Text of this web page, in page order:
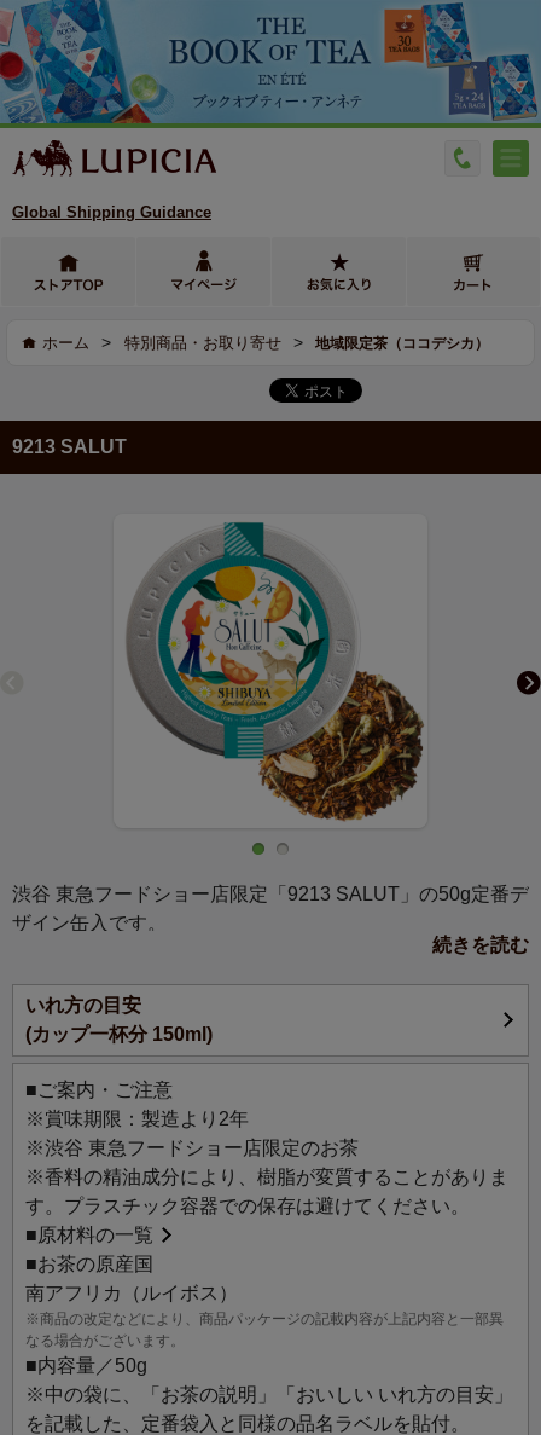
Global Shipping Guidance
ホーム > 特別商品・お取り寄せ > 地域限定茶（ココデシカ）
9213 SALUT
渋谷 東急フードショー店限定「9213 SALUT」の50g定番デ
ザイン缶入です。
すっきりと爽やかな柑橘の香りが広がるルイボスに、可憐
なカモミールをたっぷりブレンド。軽やかな味わいは、忙
しい日々のリフレッシュにもぴったりです。
ルイボスティーをベースに、爽やかなオレンジの香りを付
け、優しい味わいのレモンマートルとカモミールをたっぷ
りとブレンドしました。
SALUTとはフランス語で挨拶を意味します。親しい仲間で
使う「やあ」「こんにちは」「じゃあ、また」といった挨
拶言葉です。渋谷で忙しく行き交う人々が、ほっと一息つ
けるようなまろやかな風味のハーブティー。アイスティー
にもおすすめです。
続きを読む
いれ方の目安
(カップ一杯分 150ml)
■ご案内・ご注意
※賞味期限：製造より2年
※渋谷 東急フードショー店限定のお茶
※香料の精油成分により、樹脂が変質することがありま
す。プラスチック容器での保存は避けてください。
■原材料の一覧
■お茶の原産国
南アフリカ（ルイボス）
※商品の改定などにより、商品パッケージの記載内容が上記内容と一部異
なる場合がございます。
■内容量／50g
※中の袋に、「お茶の説明」「おいしい いれ方の目安」
を記載した、定番袋入と同様の品名ラベルを貼付。